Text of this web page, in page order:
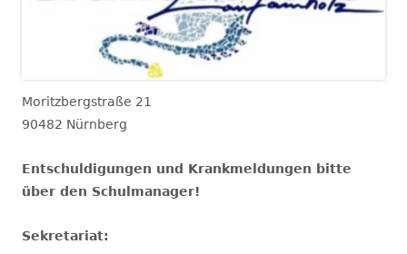
Moritzbergstraße 21
90482 Nürnberg
Entschuldigungen und Krankmeldungen bitte
über den Schulmanager!
Sekretariat: